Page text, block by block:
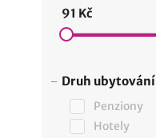
91 Kč
Druh ubytování
Penziony
Hotely